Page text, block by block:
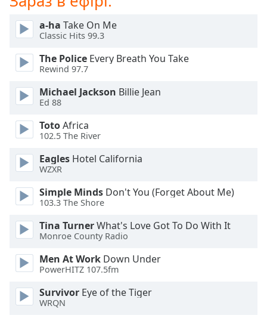
window.
cancel
close
window.
Color
Opacity
Color
Opacity
a-ha Take On Me
Classic Hits 99.3
The Police Every Breath You Take
Rewind 97.7
Michael Jackson Billie Jean
Ed 88
TotoAfrica
102.5 The River
Eagles Hotel California
WZXR
Simple Minds Don't You (Forget About Me)
103.3 The Shore
Tina TurnerWhat's Love Got To Do With It
Monroe County Radio
Men At Work Down Under
PowerHITZ 107.5fm
Survivor Eye of the Tiger
WRQN